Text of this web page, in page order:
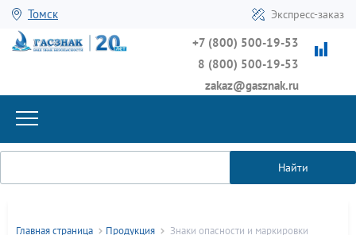
Томск Экспресс-заказ
+7 (800) 500-19-53
8 (800) 500-19-53
zakaz@gasznak.ru
Найти
Главная страница Продукция
Знаки опасности и маркировки